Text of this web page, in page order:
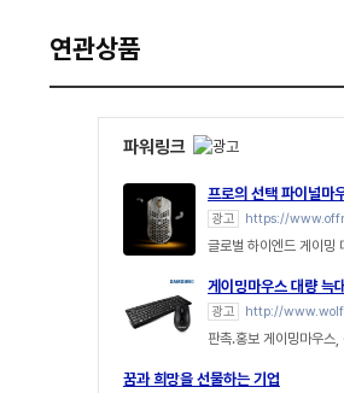
연관상품
파워링크
프로의 선택 파이널마
광고 https://
글로벌 하이엔드 게이
게이밍마우스 대량 늑
광고 http://
판촉.홍보 게이밍마우스
꿈과 희망을 선물하는 기업